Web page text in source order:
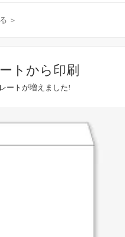
＞
トから印刷
ートが増えました!